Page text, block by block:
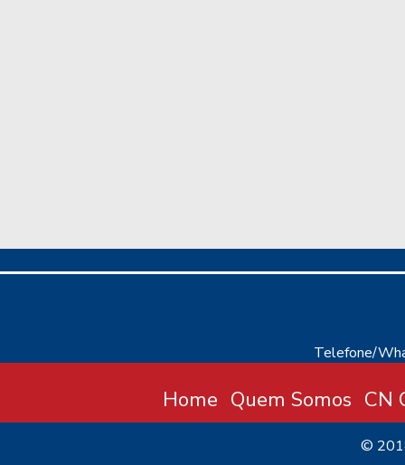
Telefone/
Home Quem Somos CN
©